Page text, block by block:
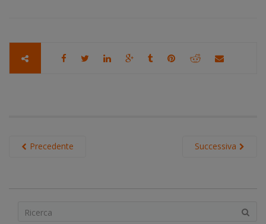
Successiva
Precedente